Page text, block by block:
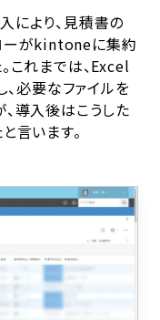
より、見積書の
ーがkintoneに集約
これまでは、Excel
必要なファイルを
導入後はこうした
言います。